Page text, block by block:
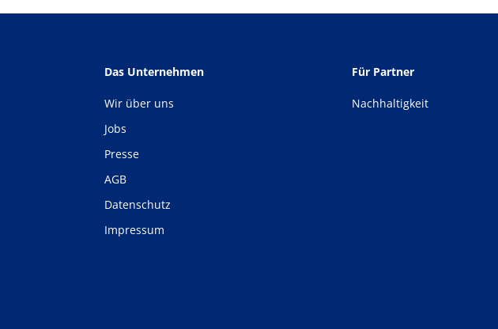
Das Unternehmen
Wir über uns
Jobs
Presse
AGB
Datenschutz
Impressum
Für Partner
Nachhaltigkeit